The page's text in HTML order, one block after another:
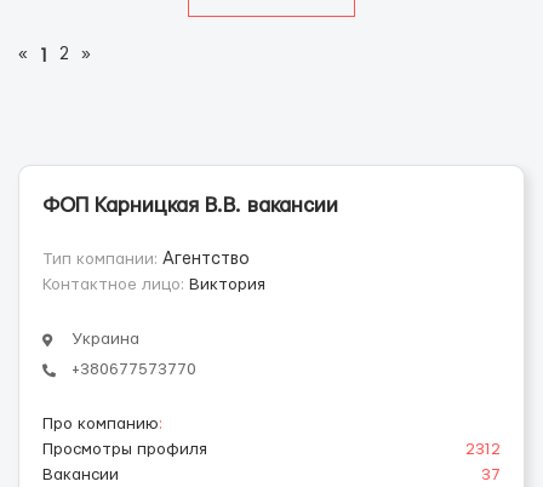
« 2 »
ФОП Карницкая В.В. вакансии
Тип компании: Агентство
Контактное лицо: Виктория
Украина
+380677573770
Про компанию:
Просмотры профиля
2312
Вакансии
37